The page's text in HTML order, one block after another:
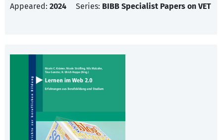
Appeared: 2024 Series: BIBB Specialist Papers on VET